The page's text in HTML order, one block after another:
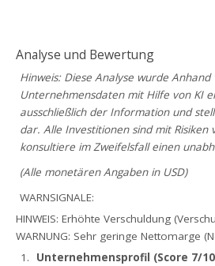
Analyse und Bewertung
Hinweis: Diese Analyse wurde
Unternehmensdaten mit Hilfe von KI
ausschließlich der Information und
dar. Alle Investitionen sind mit Risiken
konsultiere im Zweifelsfall einen
(Alle monetären Angaben in USD)
WARNSIGNALE:
HINWEIS: Erhöhte Verschuldung
WARNUNG: Sehr geringe Nettomarge
Unternehmensprofil (Score 7/